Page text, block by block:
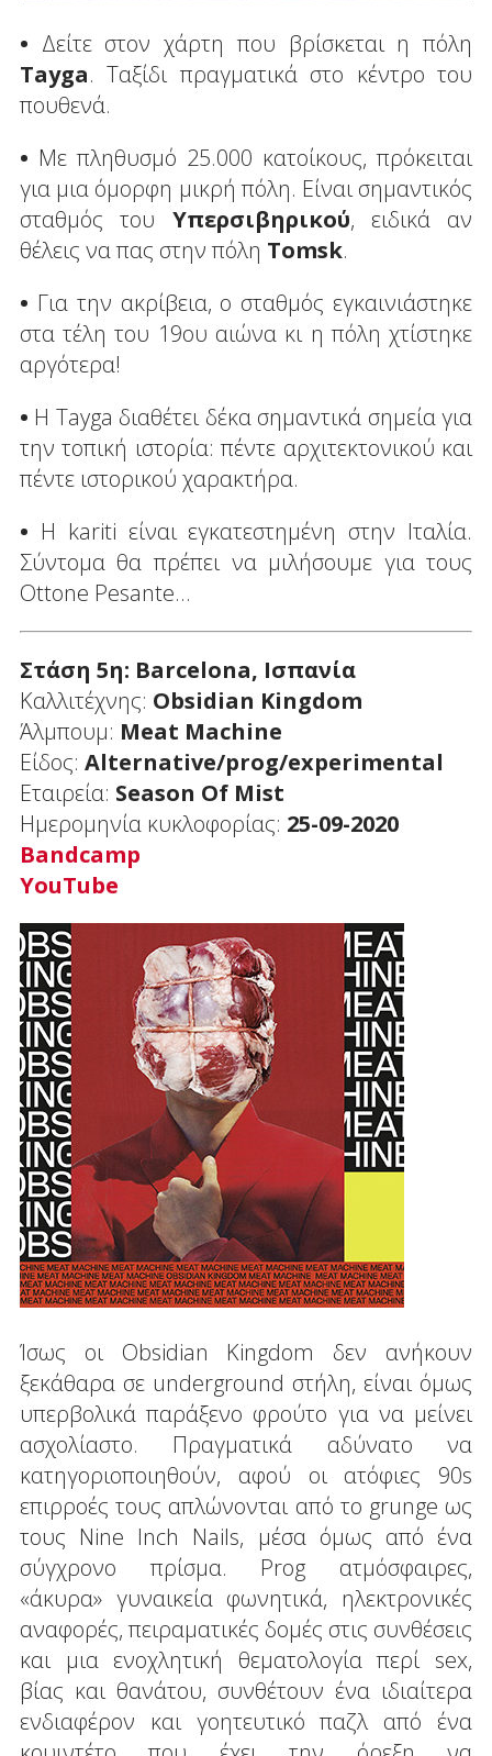
• Δείτε στον χάρτη που βρίσκεται η πόλη
Tayga. Ταξίδι πραγματικά στο κέντρο του
πουθενά.
• Με πληθυσμό 25.000 κατοίκους, πρόκειται
για μια όμορφη μικρή πόλη. Είναι σημαντικός
σταθμός του Υπερσιβηρικού, ειδικά αν
θέλεις να πας στην πόλη Tomsk.
• Για την ακρίβεια, ο σταθμός εγκαινιάστηκε
στα τέλη του 19ου αιώνα κι η πόλη χτίστηκε
αργότερα!
• Η Tayga διαθέτει δέκα σημαντικά σημεία για
την τοπική ιστορία: πέντε αρχιτεκτονικού και
πέντε ιστορικού χαρακτήρα.
• Η kariti είναι εγκατεστημένη στην Ιταλία.
Σύντομα θα πρέπει να μιλήσουμε για τους
Ottone Pesante...
Στάση 5η: Barcelona, Ισπανία
Καλλιτέχνης: Obsidian Kingdom
Άλμπουμ: Meat Machine
Είδος: Alternative/prog/experimental
Εταιρεία: Season Of Mist
Ημερομηνία κυκλοφορίας: 25-09-2020
Bandcamp
YouTube
Ίσως οι Obsidian Kingdom δεν ανήκουν
ξεκάθαρα σε underground στήλη, είναι όμως
υπερβολικά παράξενο φρούτο για να μείνει
ασχολίαστο. Πραγματικά αδύνατο να
κατηγοριοποιηθούν, αφού οι ατόφιες 90s
επιρροές τους απλώνονται από το grunge ως
τους Nine Inch Nails, μέσα όμως από ένα
σύγχρονο πρίσμα. Prog ατμόσφαιρες,
«άκυρα» γυναικεία φωνητικά, ηλεκτρονικές
αναφορές, πειραματικές δομές στις συνθέσεις
και μια ενοχλητική θεματολογία περί sex,
βίας και θανάτου, συνθέτουν ένα ιδιαίτερα
ενδιαφέρον και γοητευτικό παζλ από ένα